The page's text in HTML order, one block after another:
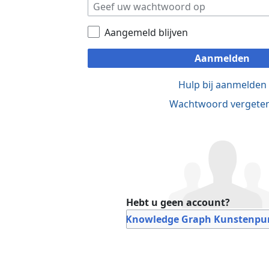
Aangemeld blijven
Aanmelden
Hulp bij aanmelden
Wachtwoord
Hebt u geen account?
Bij Knowledge Graph